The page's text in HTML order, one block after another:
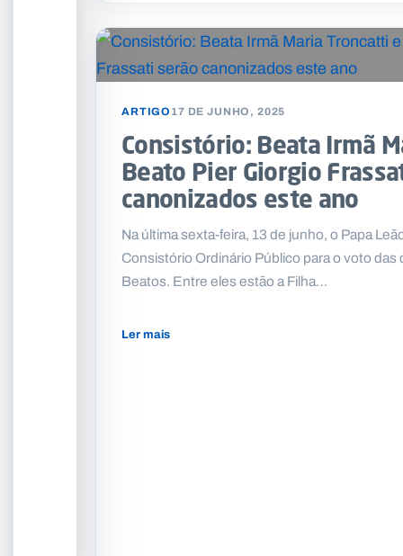
ARTIGO17 DE JUNHO, 2025
Consistório: Beata Irmã
Beato Pier Giorgio
canonizados este ano
Na última sexta-feira, 13 de junho, o Papa
Consistório Ordinário Público para o voto
Beatos. Entre eles estão a Filha…
Ler mais